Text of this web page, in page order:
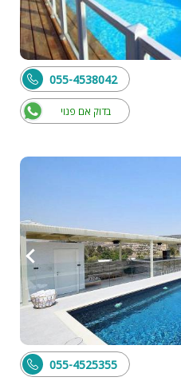
בדוק אם פנוי
055-4538042
055-4525355